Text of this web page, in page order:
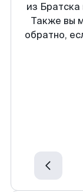
из
Также вы
обратно,